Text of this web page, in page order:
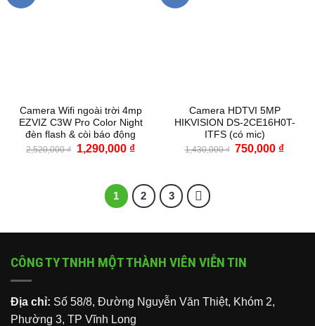
Camera Wifi ngoài trời 4mp
EZVIZ C3W Pro Color Night
đèn flash & còi báo động
2,520,000₫
Giá
gốc
1,290,000 ₫Giá
1,290,000 ₫.
Camera HDTVI 5MP
HIKVISION DS-2CE16H0T-
ITFS (có mic)
1,430,000₫ Giá
750,000 ₫Giá
1 2 3
CÔNG TY TNHH MỘT THÀNH VIÊN VIỄN TIN
Địa chỉ: Số 58/8, Đường Nguyễn Văn Thiệt, Khóm 2,
Phường 3, TP Vĩnh Long